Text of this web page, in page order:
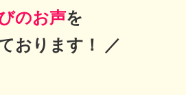
のお声を
おります！ ／